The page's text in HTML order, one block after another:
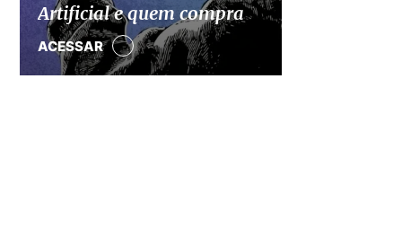
Artificial e quem compra
ACESSAR